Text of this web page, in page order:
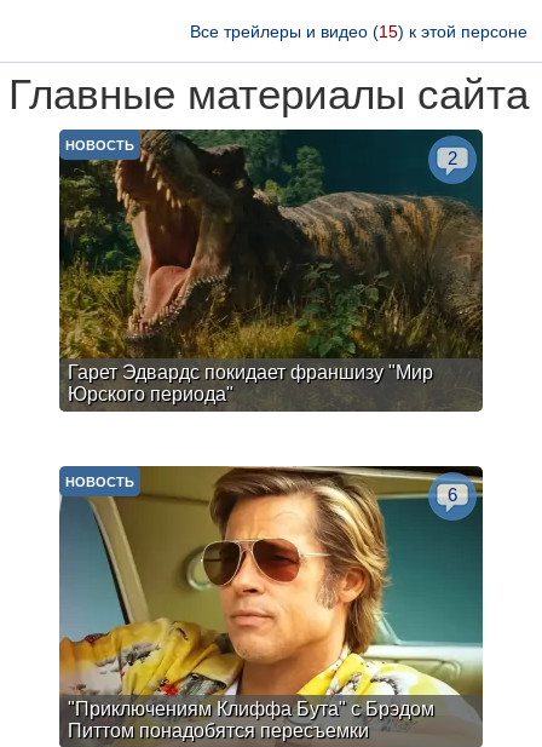
Все трейлеры и видео (15) к этой персоне
Главные материалы сайта
Гарет Эдвардс покидает франшизу "Мир
Юрского периода"
НОВОСТЬ
2
"Приключениям Клиффа Бута" с Брэдом
Питтом понадобятся пересъемки
НОВОСТЬ
6